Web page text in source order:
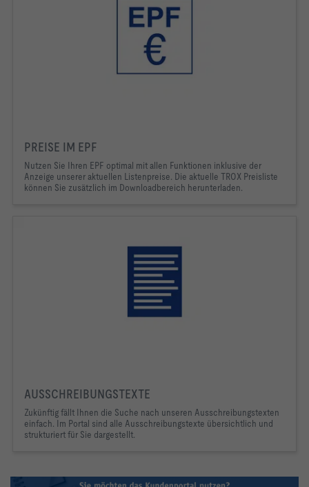
PREISE IM EPF
Nutzen Sie Ihren EPF optimal mit allen Funktionen inklusive der
Anzeige unserer aktuellen Listenpreise. Die aktuelle TROX Preisliste
können Sie zusätzlich im Downloadbereich herunterladen.
AUSSCHREIBUNGSTEXTE
Zukünftig fällt Ihnen die Suche nach unseren Ausschreibungstexten
einfach. Im Portal sind alle Ausschreibungstexte übersichtlich und
strukturiert für Sie dargestellt.